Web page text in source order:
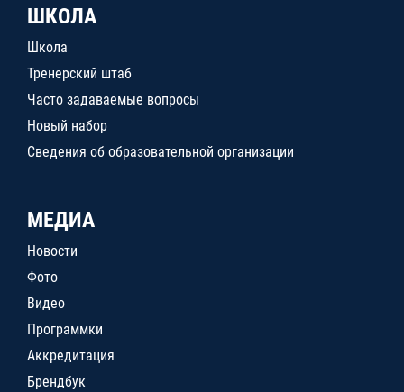
ШКОЛА
Школа
Тренерский штаб
Часто задаваемые вопросы
Новый набор
Сведения об образовательной организации
МЕДИА
Новости
Фото
Видео
Программки
Аккредитация
Брендбук